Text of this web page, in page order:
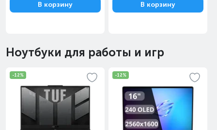
В корзину В корзину
Ноутбуки для работы и игр
-12% -12%